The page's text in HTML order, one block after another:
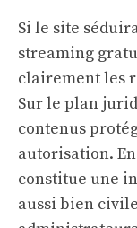
Si le site
streaming
clairement les
Sur le plan
contenus
autorisation.
constitue une
aussi bien